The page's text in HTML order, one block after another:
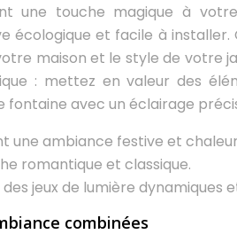
une touche magique à
et facile à installer.
maison et le style de votre
: mettez en valeur des
fontaine avec un éclairage
une ambiance festive et
romantique et classique.
jeux de lumière dynamiques
combinées